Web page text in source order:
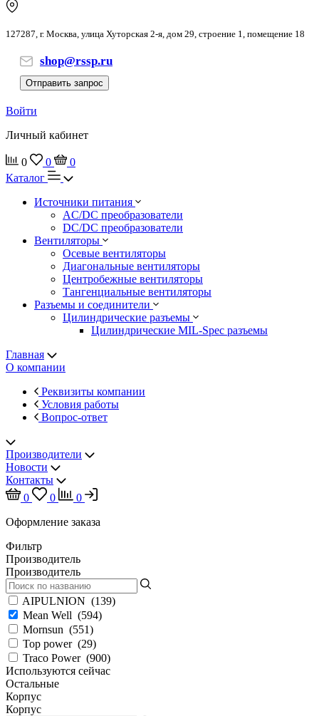
127287, г. Москва, улица Хуторская 2-я, дом 29, строение 1, помещение 18
shop@rssp.ru
Отправить запрос
Войти
Личный кабинет
0 0
0
Каталог
Источники питания
AC/DC преобразователи
DC/DC преобразователи
Вентиляторы
Осевые вентиляторы
Диагональные вентиляторы
Центробежные вентиляторы
Тангенциальные вентиляторы
Разъемы и соединители
Цилиндрические разъемы
Цилиндрические MIL-Spec разъемы
Главная
О компании
Реквизиты компании
Условия работы
Вопрос-ответ
Производители
Новости
Контакты
0
0
0
Оформление заказа
Фильтр
Производитель
Производитель
AIPULNION (139)
Mean Well (594)
Mornsun (551)
Top power (29)
Traco Power (900)
Используются сейчас
Остальные
Корпус
Корпус